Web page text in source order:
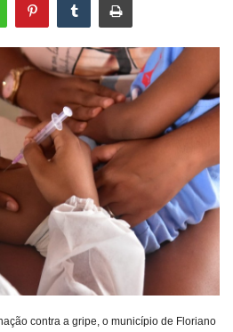
contra a gripe, o município de Floriano